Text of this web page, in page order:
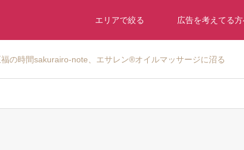
エリアで絞る 広告を考えてる
福の時間sakurairo-note、エサレン®オイルマッサージに沼る